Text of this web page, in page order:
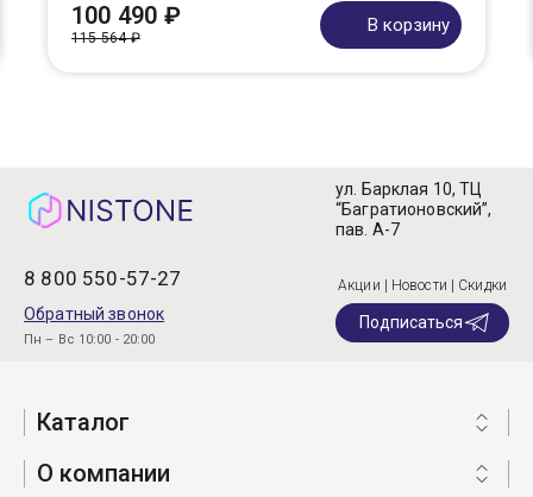
100 490 ₽
115 564 ₽
В корзину
8 800 550-57-27
Обратный звонок
Пн – Вс 10:00 - 20:00
ул. Барклая 10, ТЦ
“Багратионовский”,
пав. А-7
Акции | Новости | Скидки
Подписаться
Каталог
О компании